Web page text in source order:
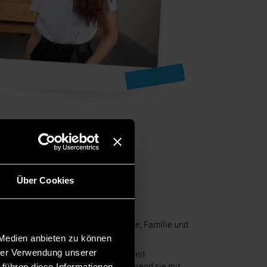
Über Cookies
anbieten zu können
Verwendung unserer
sieht darin viel Potenzial und
aller Welt. Auch wenn sie Freunde, Familie und
der zu Besuch kommt.
hier Menschen aus aller Welt mit